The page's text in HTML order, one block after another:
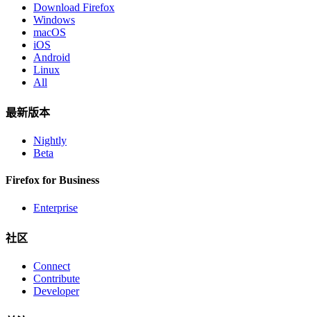
Download Firefox
Windows
macOS
iOS
Android
Linux
All
最新版本
Nightly
Beta
Firefox for Business
Enterprise
社区
Connect
Contribute
Developer